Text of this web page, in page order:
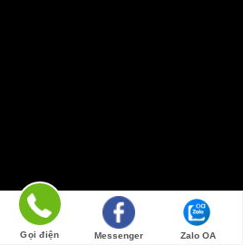
©EveraCosmetic Theme
Gọi điện Messenger Zalo OA